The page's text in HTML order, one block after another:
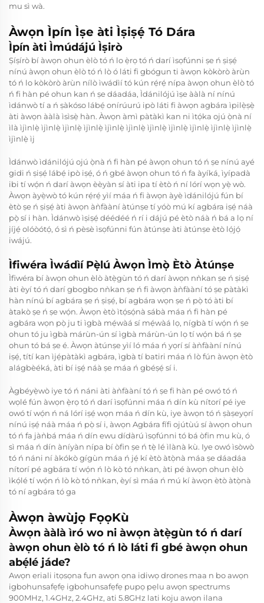
mu sì wà.
Àwọn Ìpín Ìṣe àti Ìṣiṣẹ́ Tó Dára
Ìpín àti Ìmúdájú Ìṣirò
Ṣíṣírò bí àwọn ohun èlò tó ń lo ẹ̀rọ tó ń darí ìsọfúnni ṣe ń ṣiṣẹ́
nínú àwọn ohun èlò tó ń lò ó láti fi gbógun ti àwọn kòkòrò àrùn
tó ń lo kòkòrò àrùn nílò ìwádìí tó kún rẹ́rẹ́ nípa àwọn ohun èlò tó
ń fi hàn pé ohun kan ń ṣe dáadáa, Ìdánilójú ìṣe ààlà ní nínú
ìdánwò tí a ń ṣàkóso lábẹ́ onírúurú ipò láti fi àwọn agbára ìpilẹ̀ṣẹ̀
àti àwọn ààlà ìsìsẹ̀ hàn. Àwọn àmì pàtàkì kan ni ìtọ́ka ojú ọ̀nà ní
ìlà ìjìnlẹ̀ ìjìnlẹ̀ ìjìnlẹ̀ ìjìnlẹ̀ ìjìnlẹ̀ ìjìnlẹ̀ ìjìnlẹ̀ ìjìnlẹ̀ ìjìnlẹ̀ ìjìnlẹ̀ ìjìnlẹ̀
ìjìnlẹ̀ ìj
Ìdánwò ìdánilójú ojú ọ̀nà ń fi hàn pé àwọn ohun tó ń ṣe nínú ayé
gidi ń ṣiṣẹ́ lábẹ́ ipò iṣẹ́, ó ń gbé àwọn ohun tó ń fa àyíká, ìyípadà
ibi tí wọ́n ń darí àwọn èèyàn sí àti ipa tí ètò ń ní lórí wọn yẹ̀ wò.
Àwọn àyẹ̀wò tó kún rẹ́rẹ́ yìí máa ń fi àwọn àyè ìdánilójú fún bí
ètò ṣe ń ṣiṣẹ́ àti àwọn àǹfààní àtúnṣe tí yóò mú kí agbára iṣẹ́ náà
pọ̀ sí i hàn. Ìdánwò ìṣiṣẹ́ déédéé ń rí i dájú pé ètò náà ń bá a lọ ní
jíjẹ́ olóòótọ́, ó sì ń pèsè ìsọfúnni fún àtúnṣe àti àtúnṣe ètò lọ́jọ́
iwájú.
Ìfiwéra Ìwádìí Pẹ̀lú Àwọn Ìmọ̀ Ètò Àtúnṣe
Ìfiwéra bí àwọn ohun èlò àtẹ̀gùn tó ń darí àwọn nǹkan ṣe ń ṣiṣẹ́
àti èyí tó ń darí gbogbo nǹkan ṣe ń fi àwọn àǹfààní tó ṣe pàtàkì
hàn nínú bí agbára ṣe ń ṣiṣẹ́, bí agbára wọn ṣe ń pọ̀ tó àti bí
àtakò ṣe ń ṣe wọ́n. Àwọn ètò ìtọ́sọ́nà sábà máa ń fi hàn pé
agbára wọn pọ̀ ju ti ìgbà mẹ́wàá sí mẹ́wàá lọ, nígbà tí wọ́n ń ṣe
ohun tó ju ìgbà márùn-ún sí ìgbà márùn-ún lọ tí wọ́n bá ń ṣe
ohun tó bá ṣe é. Àwọn àtúnṣe yìí ló máa ń yọrí sí àǹfààní nínú
iṣẹ́, títí kan ìjẹ́pàtàkì agbára, ìgbà tí batiri máa ń lò fún àwọn ètò
alágbèéká, àti bí iṣẹ́ náà ṣe máa ń gbéṣẹ́ sí i.
Àgbéyẹ̀wò iye tó ń náni àti àǹfààní tó ń ṣe fi hàn pé owó tó ń
wọlé fún àwọn ẹ̀rọ tó ń darí ìsọfúnni máa ń dín kù nítorí pé iye
owó tí wọ́n ń ná lórí iṣẹ́ wọn máa ń dín kù, iye àwọn tó ń ṣàṣeyọrí
nínú iṣẹ́ náà máa ń pọ̀ sí i, àwọn Agbára fífi ojútùú sí àwọn ohun
tó ń fa jàǹbá máa ń dín ewu dídàrú ìsọfúnni tó bá òfin mu kù, ó
sì máa ń dín àníyàn nípa bí òfin ṣe ń tẹ̀ lé ìlànà kù. Iye owó ìsòwò
tó ń náni ní àkókò gígùn máa ń jẹ́ kí ètò àtọ̀nà máa ṣe dáadáa
nítorí pé agbára tí wọ́n ń lò kò tó nǹkan, àti pé àwọn ohun èlò
ìkọ́lé tí wọ́n ń lò kò tó nǹkan, èyí sì máa ń mú kí àwọn ètò àtọ̀nà
tó ní agbára tó ga
Àwọn àwùjọ FọọKù
Àwọn ààlà ìró wo ni àwọn àtẹ̀gùn tó ń darí
àwọn ohun èlò tó ń lò láti fi gbé àwọn ohun
abẹ́lé jáde?
Awọn eriali itọsọna fun awọn ọna idiwọ drones maa n bo awọn
igbohunsafẹfẹ igbohunsafẹfẹ pupọ pẹlu awọn spectrums
900MHz, 1.4GHz, 2.4GHz, ati 5.8GHz lati koju awọn ilana